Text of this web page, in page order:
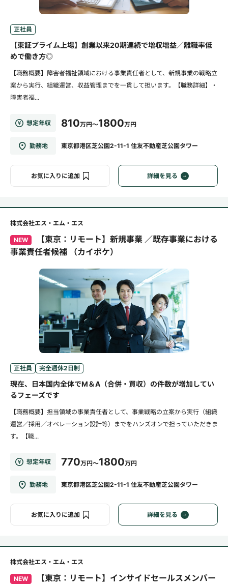
正社員
【東証プライム上場】創業以来20期連続で増収増益／離職率低
めで働き方◎
【職務概要】障害者福祉領域における事業責任者として、新規事業の戦略立
案から実行、組織運営、収益管理までを一貫して担います。【職務詳細】・
障害者福...
想定年収 810万円～1800万円
勤務地 東京都港区芝公園2-11-1 住友不動産芝公園タワー
お気に入りに追加 詳細を見る
株式会社エス・エム・エス
NEW
【東京：リモート】新規事業 ／既存事業における
事業責任者候補 （カイポケ）
正社員 完全週休2日制
現在、日本国内全体でM＆A（合併・買収）の件数が増加してい
るフェーズです
【職務概要】担当領域の事業責任者として、事業戦略の立案から実行（組織
運営／採用／オペレーション設計等）までをハンズオンで担っていただきま
す。【職...
想定年収 770万円～1800万円
勤務地 東京都港区芝公園2-11-1 住友不動産芝公園タワー
お気に入りに追加 詳細を見る
株式会社エス・エム・エス
NEW 【東京：リモート】インサイドセールスメンバー